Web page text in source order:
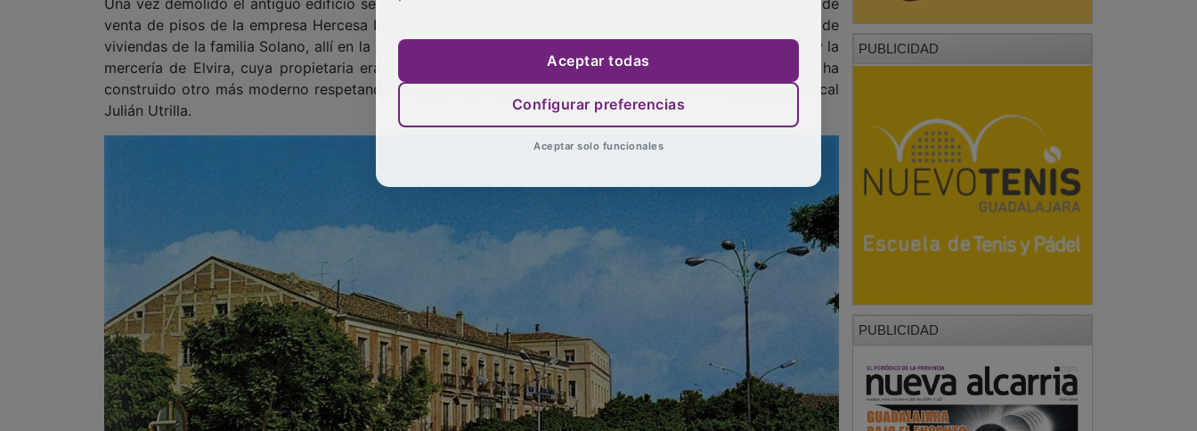
construido otro más moderno respetando el diseño del antiguo edificio, construido por el empresario local
Julián Utrilla.
Aceptar todas
Configurar preferencias
Aceptar solo funcionales